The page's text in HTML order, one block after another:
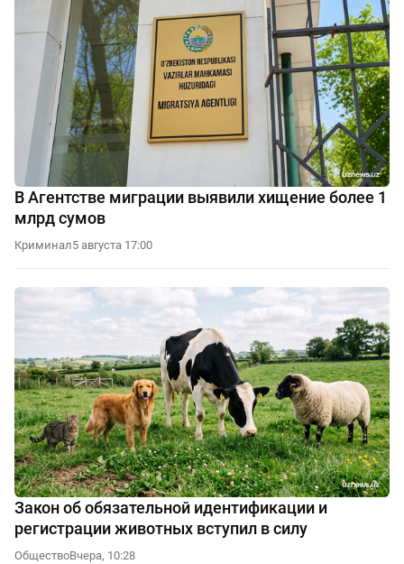
В Агентстве миграции выявили хищение более 1
млрд сумов
Криминал5 августа 17:00
Закон об обязательной идентификации и
регистрации животных вступил в силу
ОбществоВчера, 10:28